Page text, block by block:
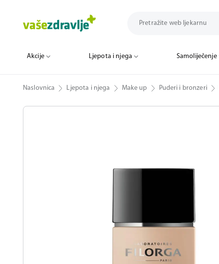
Akcije Ljepota i njega Samoliječenje
Naslovnica Ljepota i njega Make up Puderi i bronzeri